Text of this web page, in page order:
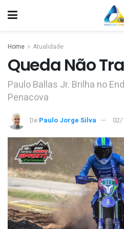
Home Atualidade
Queda Não
Paulo Ballas Jr. Brilha no
Penacova
De Paulo Jorge Silva